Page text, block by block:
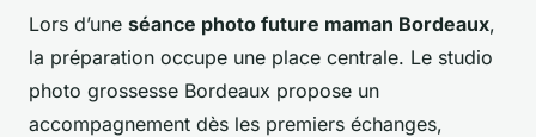
Lors d’une séance photo future maman Bordeaux,
la préparation occupe une place centrale. Le studio
photo grossesse Bordeaux propose un
accompagnement dès les premiers échanges,